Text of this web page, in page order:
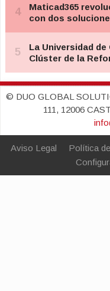
© DUO GLOBAL
111, 12006
Aviso Legal Política